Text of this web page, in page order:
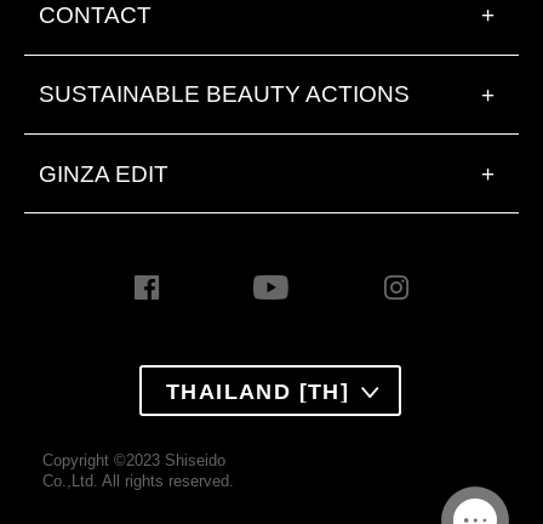
CONTACT +
SUSTAINABLE BEAUTY ACTIONS +
GINZA EDIT +
THAILAND [TH]
Copyright ©2023 Shiseido
Co.,Ltd. All rights reserved.